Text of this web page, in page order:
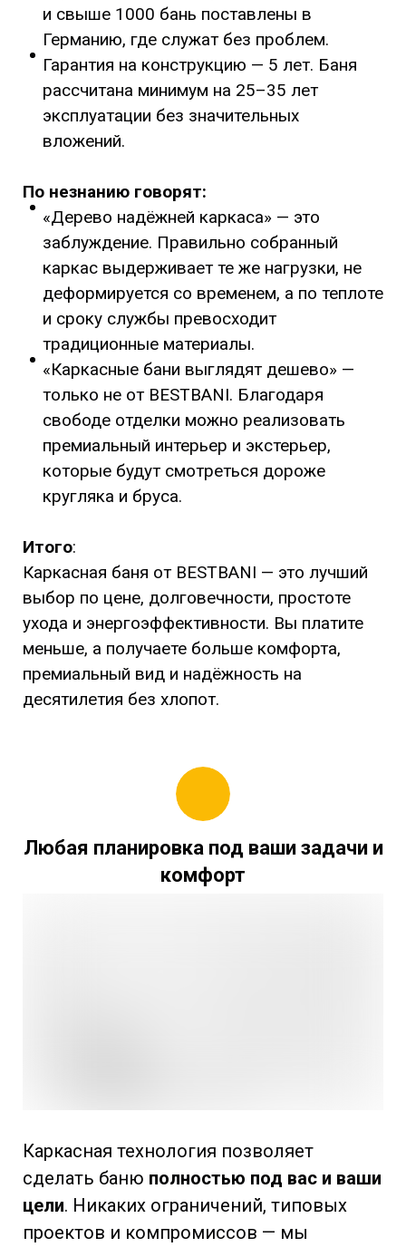
и свыше 1000 бань поставлены в
Германию, где служат без проблем.
Гарантия на конструкцию — 5 лет. Баня
рассчитана минимум на 25–35 лет
эксплуатации без значительных
вложений.
По незнанию говорят:
«Дерево надёжней каркаса» — это
заблуждение. Правильно собранный
каркас выдерживает те же нагрузки, не
деформируется со временем, а по теплоте
и сроку службы превосходит
традиционные материалы.
«Каркасные бани выглядят дешево» —
только не от BESTBANI. Благодаря
свободе отделки можно реализовать
премиальный интерьер и экстерьер,
которые будут смотреться дороже
кругляка и бруса.
Итого:
Каркасная баня от BESTBANI — это лучший
выбор по цене, долговечности, простоте
ухода и энергоэффективности. Вы платите
меньше, а получаете больше комфорта,
премиальный вид и надёжность на
десятилетия без хлопот.
Любая планировка под ваши задачи и
комфорт
Каркасная технология позволяет
сделать баню полностью под вас и ваши
цели. Никаких ограничений, типовых
проектов и компромиссов — мы